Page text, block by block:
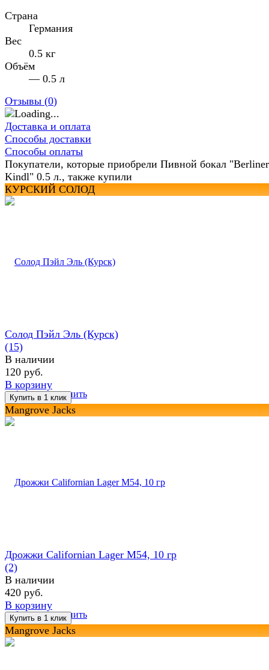
Страна
Германия
Вес
0.5 кг
Объём
— 0.5 л
Отзывы (0)
Доставка и оплата
Способы доставки
Способы оплаты
Покупатели, которые приобрели Пивной бокал "Berliner
Kindl" 0.5 л., также купили
КУРСКИЙ СОЛОД
избранное сравнить
Солод Пэйл Эль (Курск)
(15)
В наличии
120 руб.
В корзину
Mangrove Jacks
избранное сравнить
Дрожжи Californian Lager M54, 10 гр
(2)
В наличии
420 руб.
В корзину
Mangrove Jacks